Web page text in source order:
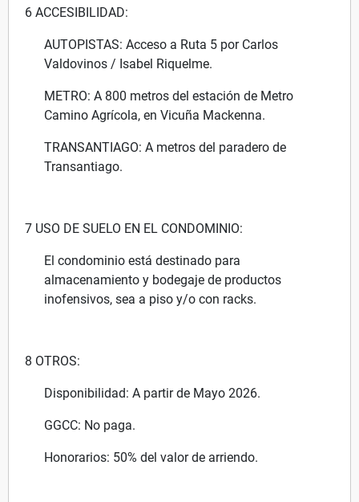
6 ACCESIBILIDAD:
AUTOPISTAS: Acceso a Ruta 5 por Carlos
Valdovinos / Isabel Riquelme.
METRO: A 800 metros del estación de Metro
Camino Agrícola, en Vicuña Mackenna.
TRANSANTIAGO: A metros del paradero de
Transantiago.
7 USO DE SUELO EN EL CONDOMINIO:
El condominio está destinado para
almacenamiento y bodegaje de productos
inofensivos, sea a piso y/o con racks.
8 OTROS:
Disponibilidad: A partir de Mayo 2026.
GGCC: No paga.
Honorarios: 50% del valor de arriendo.